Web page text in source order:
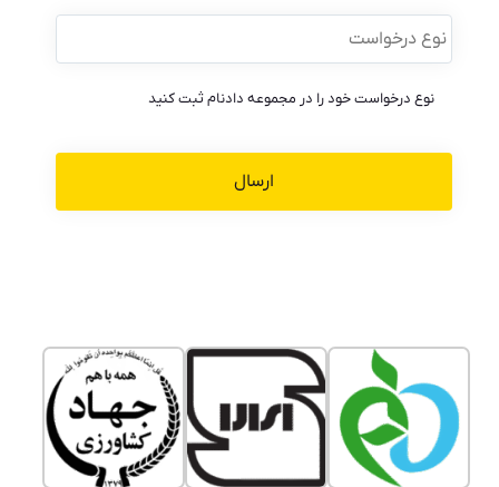
نوع
درخواست *
نوع درخواست خود را در مجموعه دادنام ثبت کنید